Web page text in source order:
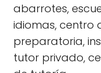
abarrotes,
idiomas, centro
preparatoria,
tutor privado,